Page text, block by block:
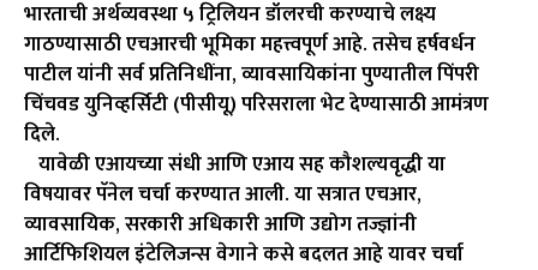
भारताची अर्थव्यवस्था ५ ट्रिलियन डॉलरची करण्याचे लक्ष्य
गाठण्यासाठी एचआरची भूमिका महत्त्वपूर्ण आहे. तसेच हर्षवर्धन
पाटील यांनी सर्व प्रतिनिधींना, व्यावसायिकांना पुण्यातील पिंपरी
चिंचवड युनिव्हर्सिटी (पीसीयू) परिसराला भेट देण्यासाठी आमंत्रण
दिले.
यावेळी एआयच्या संधी आणि एआय सह कौशल्यवृद्धी या
विषयावर पॅनेल चर्चा करण्यात आली. या सत्रात एचआर,
व्यावसायिक, सरकारी अधिकारी आणि उद्योग तज्ज्ञांनी
आर्टिफिशियल इंटेलिजन्स वेगाने कसे बदलत आहे यावर चर्चा